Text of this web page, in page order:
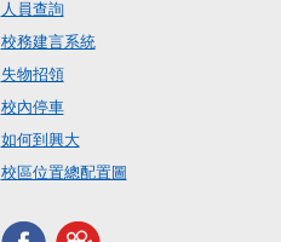
人員查詢
校務建言系統
失物招領
校內停車
如何到興大
校區位置總配置圖